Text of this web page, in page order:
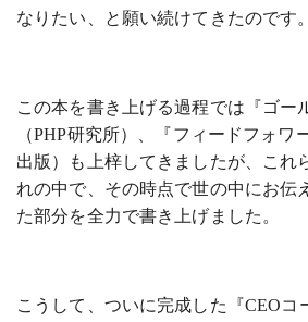
なりたい、と願い続けてきたのです。
この本を書き上げる過程では『ゴー
（PHP研究所）、『フィードフォワ
出版）も上梓してきましたが、これ
れの中で、その時点で世の中にお伝
た部分を全力で書き上げました。
こうして、ついに完成した『CEOコ